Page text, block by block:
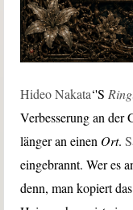
Hideo Nakata‘'S
Verbesserung an der
länger an einen Ort.
eingebrannt. Wer es
denn, man kopiert